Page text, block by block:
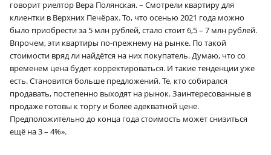
говорит риелтор Вера Полянская. – Смотрели квартиру для
клиентки в Верхних Печёрах. То, что осенью 2021 года можно
было приобрести за 5 млн рублей, стало стоит 6,5 – 7 млн рублей.
Впрочем, эти квартиры по-прежнему на рынке. По такой
стоимости вряд ли найдётся на них покупатель. Думаю, что со
временем цена будет корректироваться. И такие тенденции уже
есть. Становится больше предложений. Те, кто собирался
продавать, постепенно выходят на рынок. Заинтересованные в
продаже готовы к торгу и более адекватной цене.
Предположительно до конца года стоимость может снизиться
ещё на 3 – 4%».